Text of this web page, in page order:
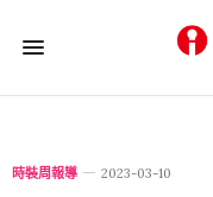
時裝周報導 2023-03-10